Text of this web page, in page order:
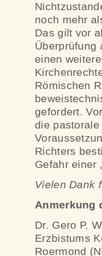
noch mehr
Das gilt vor
Überprüfung
einen
Römischen
gefordert.
die
Richters
Gefahr einer
Vielen Dank
Anmerkung
Dr. Gero P.
Erzbistums
Roermond